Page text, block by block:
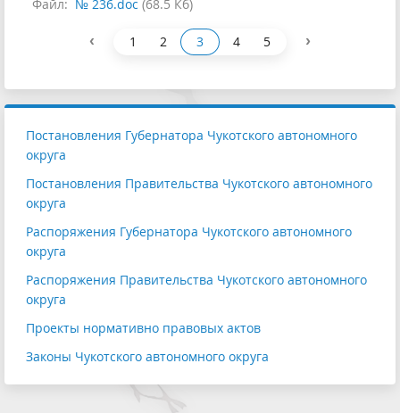
Файл: № 236.doc (68.5 Кб)
‹ 1 2 3 4 5 ›
Постановления Губернатора Чукотского автономного
округа
Постановления Правительства Чукотского автономного
округа
Распоряжения Губернатора Чукотского автономного
округа
Распоряжения Правительства Чукотского автономного
округа
Проекты нормативно правовых актов
Законы Чукотского автономного округа